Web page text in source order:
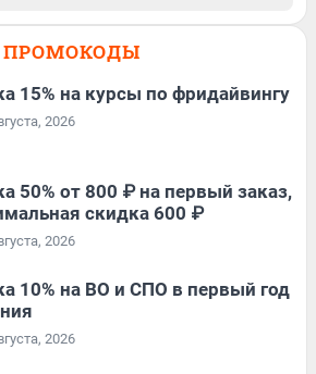
ПРОМОКОДЫ
15% на курсы по фридайвингу
2026
50% от 800 ₽ на первый заказ,
скидка 600 ₽
2026
10% на ВО и СПО в первый год
2026